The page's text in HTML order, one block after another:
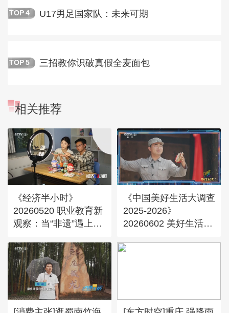
TOP 4 U17男足国家队：未来可期
TOP 5 三招教你识破真假全麦面包
相关推荐
《经济半小时》
20260520 职业教育新
观察：当“非遗”遇上市
《中国美好生活大调查
2025-2026》
20260602 美好生活之